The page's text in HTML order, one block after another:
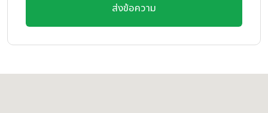
ส่งข้อความ